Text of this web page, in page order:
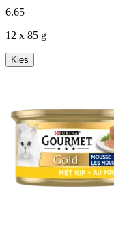
6.65
12 x 85 g
Kies